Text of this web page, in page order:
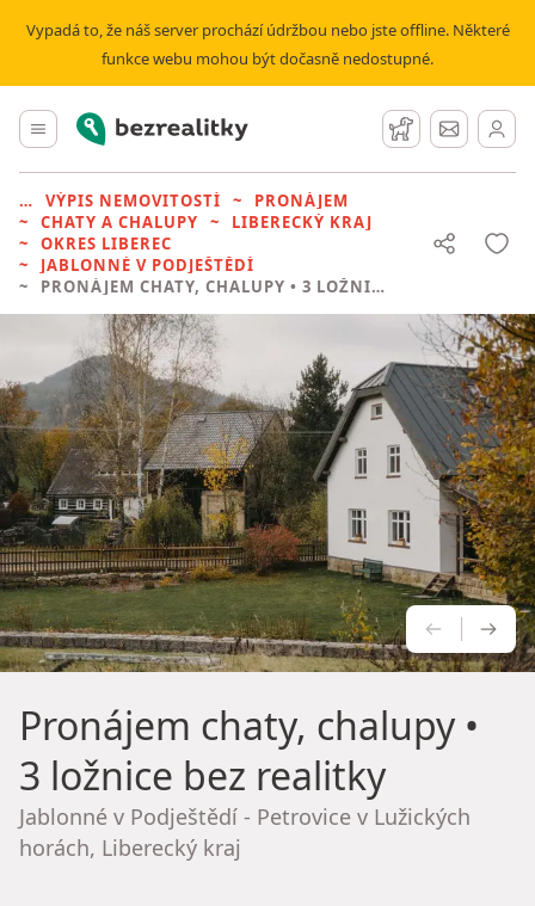
Vypadá to, že náš server prochází údržbou nebo jste offline. Některé
funkce webu mohou být dočasně nedostupné.
Hlavní menu
Bezrealitky Hlídací pes
Zprávy
VÝPIS NEMOVITOSTÍ
PRONÁJEM
CHATY A CHALUPY
LIBERECKÝ KRAJ
OKRES LIBEREC
JABLONNÉ V PODJEŠTĚDÍ
PRONÁJEM CHATY, CHALUPY • 3 LOŽNICE BEZ REALITKY
Pronájem chaty, chalupy•
3 ložnice bez realitky
Jablonné v Podještědí - Petrovice v Lužických
horách, Liberecký kraj